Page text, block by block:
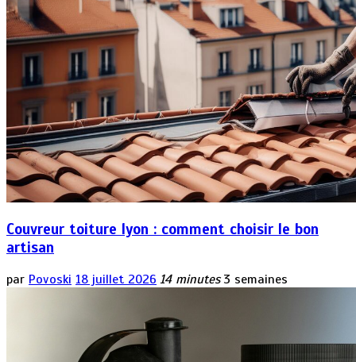
Couvreur toiture lyon : comment choisir le bon
artisan
par Povoski 18 juillet 2026 14 minutes 3 semaines